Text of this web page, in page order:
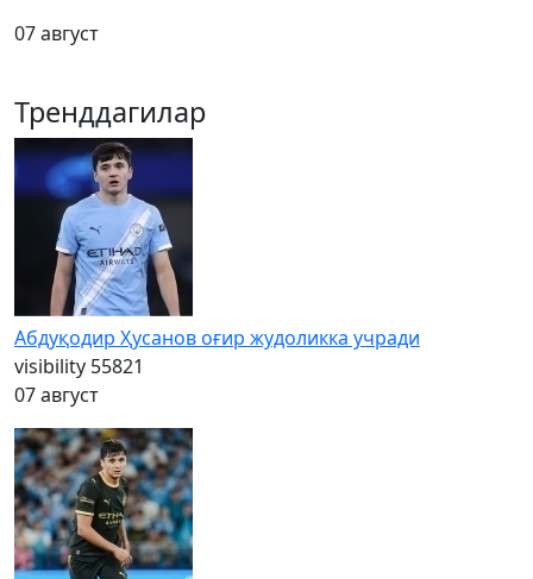
07 август
Тренддагилар
Абдуқодир Ҳусанов оғир жудоликка учради
visibility 55821
07 август